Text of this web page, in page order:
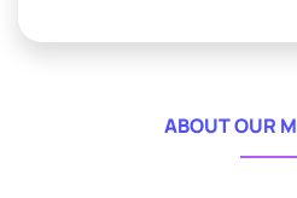
ABOUT OUR